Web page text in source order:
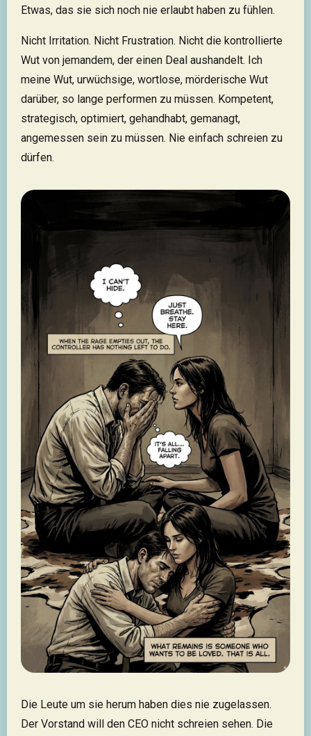
Etwas, das sie sich noch nie erlaubt haben zu fühlen.
Nicht Irritation. Nicht Frustration. Nicht die kontrollierte
Wut von jemandem, der einen Deal aushandelt. Ich
meine Wut, urwüchsige, wortlose, mörderische Wut
darüber, so lange performen zu müssen. Kompetent,
strategisch, optimiert, gehandhabt, gemanagt,
angemessen sein zu müssen. Nie einfach schreien zu
dürfen.
Die Leute um sie herum haben dies nie zugelassen.
Der Vorstand will den CEO nicht schreien sehen. Die